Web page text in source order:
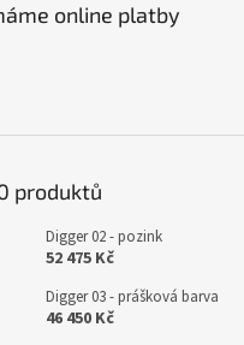
online platby
produktů
Digger 02 - pozink
52 475 Kč
Digger 03 - prášková barva
46 450 Kč